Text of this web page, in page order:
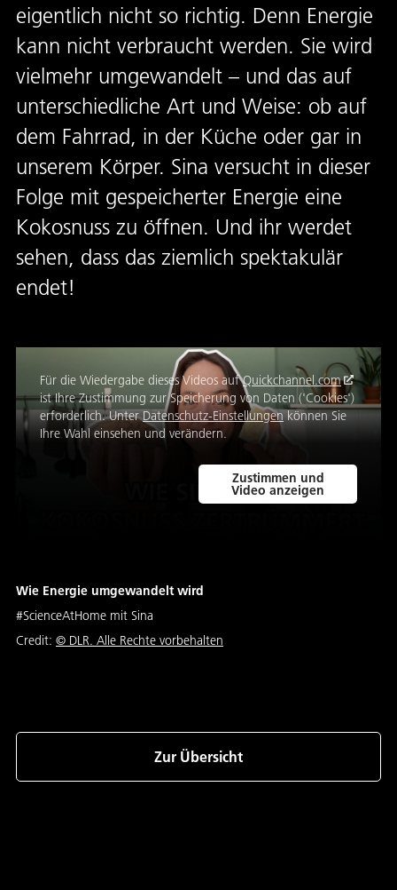
eigentlich nicht so richtig. Denn Energie
kann nicht verbraucht werden. Sie wird
vielmehr umgewandelt – und das auf
unterschiedliche Art und Weise: ob auf
dem Fahrrad, in der Küche oder gar in
unserem Körper. Sina versucht in dieser
Folge mit gespeicherter Energie eine
Kokosnuss zu öffnen. Und ihr werdet
sehen, dass das ziemlich spektakulär
endet!
Für die Wiedergabe dieses Videos aufQuickchannel.com
ist Ihre Zustimmung zur Speicherung von Daten ('Cookies')
erforderlich. UnterDatenschutz-Einstellungenkönnen Sie
Ihre Wahl einsehen und verändern.
Zustimmen und
Video anzeigen
Wie Energie umgewandelt wird
#ScienceAtHome mit Sina
Credit: © DLR. Alle Rechte vorbehalten
Zur Übersicht